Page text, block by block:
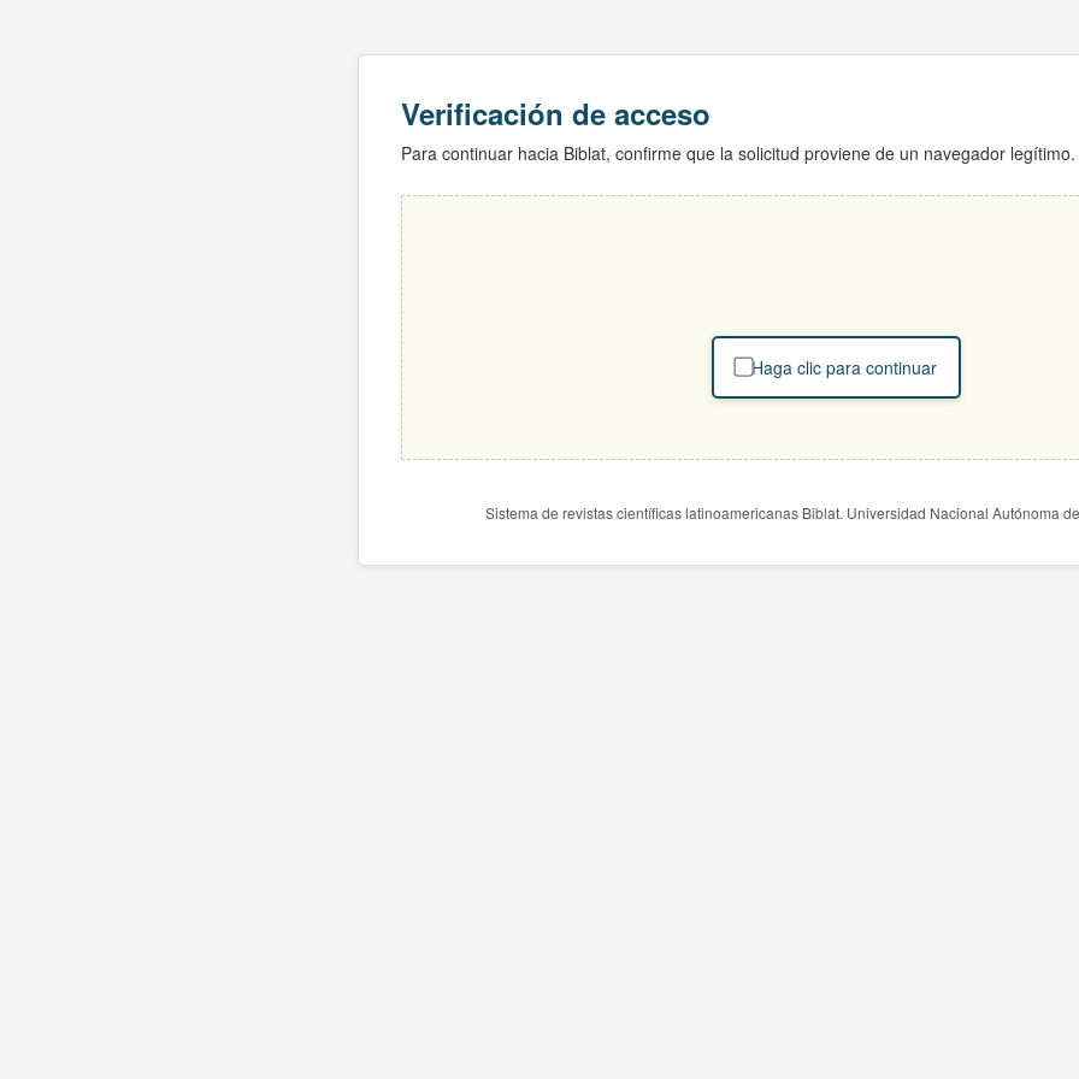
Verificación de acceso
Para continuar hacia Biblat, confirme que la solicitud proviene de un navegador legítimo.
Haga clic para continuar
Sistema de revistas científicas latinoamericanas Biblat. Universidad Nacional Autónoma